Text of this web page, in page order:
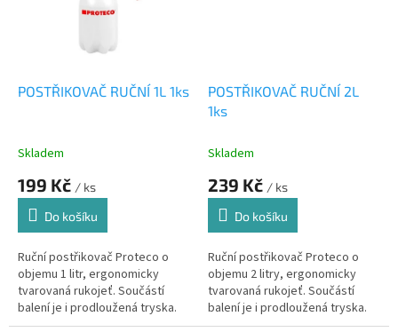
POSTŘIKOVAČ RUČNÍ 1L 1ks
Skladem
199 Kč / ks
Do košíku
Ruční postřikovač Proteco o
objemu 1 litr, ergonomicky
tvarovaná rukojeť. Součástí
balení je i prodloužená tryska.
POSTŘIKOVAČ RUČNÍ 2L
1ks
Skladem
239 Kč / ks
Do košíku
Ruční postřikovač Proteco o
objemu 2 litry, ergonomicky
tvarovaná rukojeť. Součástí
balení je i prodloužená tryska.